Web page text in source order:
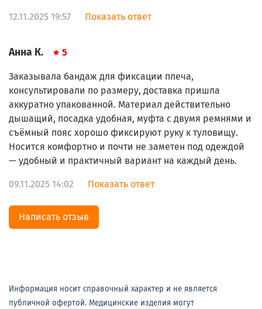
12.11.2025 19:57 Показать ответ
Анна К. 5
Заказывала бандаж для фиксации плеча,
консультировали по размеру, доставка пришла
аккуратно упакованной. Материал действительно
дышащий, посадка удобная, муфта с двумя ремнями и
съёмный пояс хорошо фиксируют руку к туловищу.
Носится комфортно и почти не заметен под одеждой
— удобный и практичный вариант на каждый день.
09.11.2025 14:02 Показать ответ
Написать отзыв
Информация носит справочный характер и не является
публичной офертой. Медицинские изделия могут